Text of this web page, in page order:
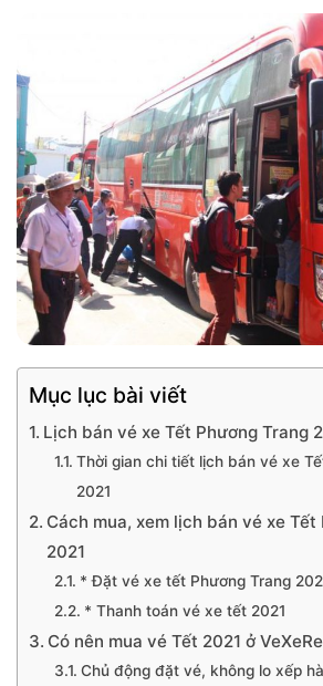
Mục lục bài viết
Lịch bán vé xe Tết Phương Trang
Thời gian chi tiết lịch bán vé xe
2021
Cách mua, xem lịch bán vé xe Tết
2021
* Đặt vé xe tết Phương Trang
* Thanh toán vé xe tết 2021
Có nên mua vé Tết 2021 ở
Chủ động đặt vé, không lo xếp